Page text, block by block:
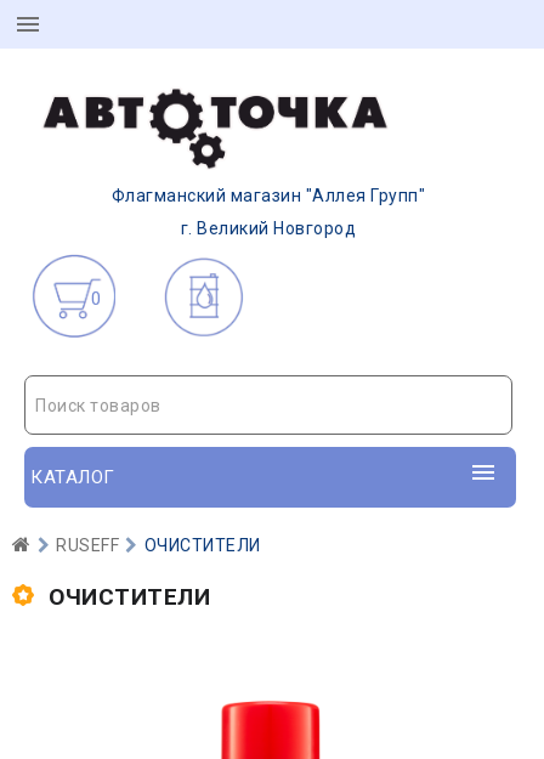
Флагманский магазин "Аллея Групп"
г. Великий Новгород
0
Поиск товаров
КАТАЛОГ
RUSEFF ОЧИСТИТЕЛИ
ОЧИСТИТЕЛИ